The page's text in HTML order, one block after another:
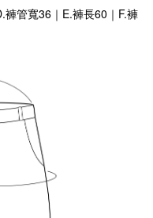
管寬36｜E.褲長60｜F.褲